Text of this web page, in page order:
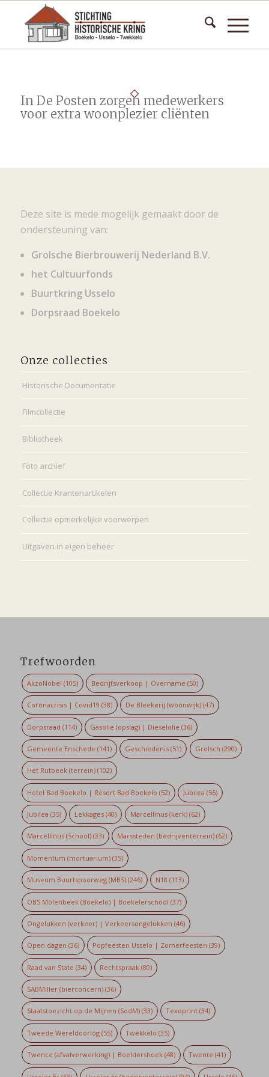
In De Posten zorgen medewerkers
voor extra woonplezier cliënten
Deze site is mede mogelijk gemaakt door de
ondersteuning van:
Grolsche Bierbrouwerij Nederland B.V.
het Cultuurfonds
Buurtkring Usselo
Dorpsraad Boekelo
Onze collecties
Historische Documentatie
Filmcollectie
Bibliotheek
Foto archief
Collectie Krantenartikelen
Collectie opmerkelijke voorwerpen
Uitgaven in eigen beheer
Trefwoorden
AkzoNobel (105) Bedrijfsverkoop | Overname (50)
Coronacrisis | Covid19 (38) De Bleekerij (woonwijk) (47)
Dorpsraad (114) Gasolie (opslag) | Dieselolie (36)
Gemeente Enschede (141) Geschiedenis (51) Grolsch (290)
Het Rutbeek (terrein)(102)
Hotel Bad Boekelo | Resort Bad Boekelo (52) Jubilea (56)
Jubilea (35) Lekkages (40) Marcellinus (kerk)(62)
Marcellinus (School)(33) Marssteden (bedrijventerrein) (62)
Momentum (mortuarium)(35)
Museum Buurtspoorweg (MBS)(246) N18 (113)
OBS Molenbeek (Boekelo) | Boekelerschool (37)
Ongelukken (verkeer) | Verkeersongelukken (46)
Open dagen (36) Popfeesten Usselo | Zomerfeesten (39)
Raad van State (34) Rechtspraak (80)
SABMiller (bierconcern)(36)
Staatstoezicht op de Mijnen (SodM)(33) Texoprint (34)
Tweede Wereldoorlog(55) Twekkelo (35)
Twence (afvalverwerking) | Boeldershoek(48) Twente (41)